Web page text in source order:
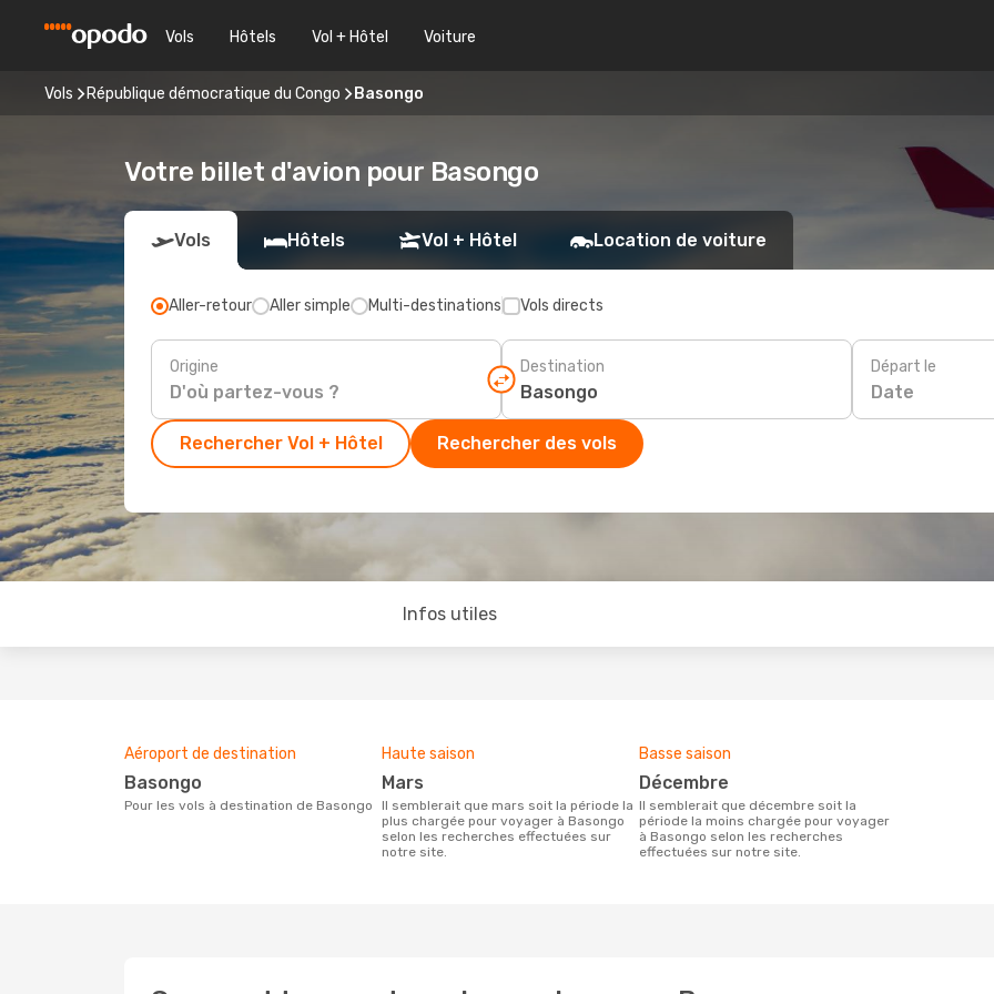
Vols Hôtels Vol + Hôtel Voiture
Vols République démocratique du Congo Basongo
Votre billet d'avion pour Basongo
Vols Hôtels Vol + Hôtel Location de voiture
Aller-retour Aller simple Multi-destinations Vols directs
Origine Destination Départ le
Date
Rechercher Vol + Hôtel Rechercher des vols
Infos utiles
Aéroport de destination
Basongo
Pour les vols à destination de Basongo
Haute saison
mars
Il semblerait que mars soit la période la
plus chargée pour voyager à Basongo
selon les recherches effectuées sur
notre site.
Basse saison
décembre
Il semblerait que décembre soit la
période la moins chargée pour voyager
à Basongo selon les recherches
effectuées sur notre site.